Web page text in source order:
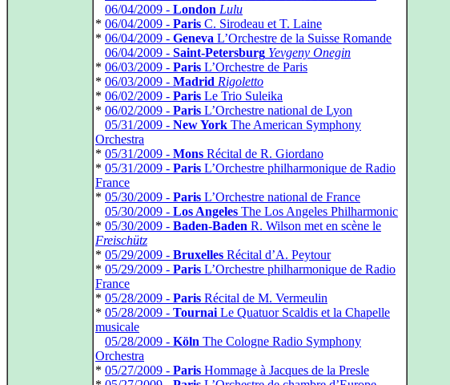
06/04/2009 - London Lulu
* 06/04/2009 - Paris C. Sirodeau et T. Laine
* 06/04/2009 - Geneva L’Orchestre de la Suisse Romande
06/04/2009 - Saint-Petersburg Yevgeny Onegin
* 06/03/2009 - Paris L’Orchestre de Paris
* 06/03/2009 - Madrid Rigoletto
* 06/02/2009 - Paris Le Trio Suleika
* 06/02/2009 - Paris L’Orchestre national de Lyon
05/31/2009 - New York The American Symphony
Orchestra
* 05/31/2009 - Mons Récital de R. Giordano
* 05/31/2009 - Paris L’Orchestre philharmonique de Radio
France
* 05/30/2009 - Paris L’Orchestre national de France
05/30/2009 - Los Angeles The Los Angeles Philharmonic
* 05/30/2009 - Baden-Baden R. Wilson met en scène le
Freischütz
* 05/29/2009 - Bruxelles Récital d’A. Peytour
* 05/29/2009 - Paris L’Orchestre philharmonique de Radio
France
* 05/28/2009 - Paris Récital de M. Vermeulin
* 05/28/2009 - Tournai Le Quatuor Scaldis et la Chapelle
musicale
05/28/2009 - Köln The Cologne Radio Symphony
Orchestra
* 05/27/2009 - Paris Hommage à Jacques de la Presle